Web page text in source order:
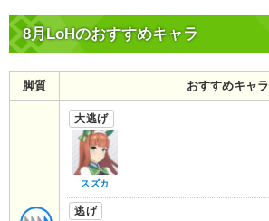
8月LoHのおすすめキャラ
脚質 おすすめキャラ
大逃げ
スズカ
逃げ